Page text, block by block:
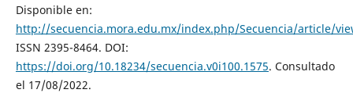
Disponible en:
http://secuencia.mora.edu.mx/index.php/Secuencia/article/
ISSN 2395-8464. DOI:
https://doi.org/10.18234/secuencia.v0i100.1575. Consultado
el 17/08/2022.